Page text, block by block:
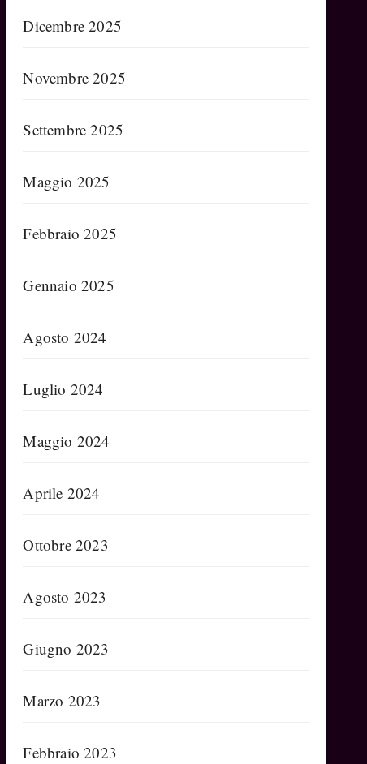
Dicembre 2025
Novembre 2025
Settembre 2025
Maggio 2025
Febbraio 2025
Gennaio 2025
Agosto 2024
Luglio 2024
Maggio 2024
Aprile 2024
Ottobre 2023
Agosto 2023
Giugno 2023
Marzo 2023
Febbraio 2023